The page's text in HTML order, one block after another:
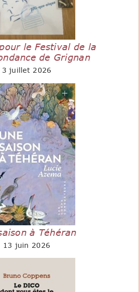
le Festival de la
de Grignan
3 juillet 2026
à Téhéran
13 juin 2026